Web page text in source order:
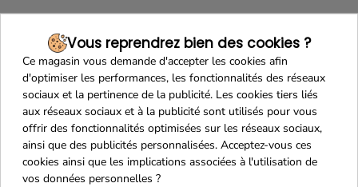
Recevez nos offres
spéciales
Vous reprendrez bien des cookies ?
Ce magasin vous demande d'accepter les cookies afin
d'optimiser les performances, les fonctionnalités des réseaux
sociaux et la pertinence de la publicité. Les cookies tiers liés
aux réseaux sociaux et à la publicité sont utilisés pour vous
offrir des fonctionnalités optimisées sur les réseaux sociaux,
ainsi que des publicités personnalisées. Acceptez-vous ces
cookies ainsi que les implications associées à l'utilisation de
vos données personnelles ?